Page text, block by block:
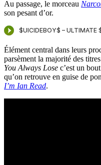
Au passage, le morceau
son pesant d’or.
Élément central dans leurs
parsèment la majorité des
You Always Lose c’est un
qu’on retrouve en guise de
I’m Ian Read.